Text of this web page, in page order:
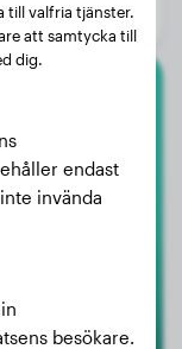
Honhund
till valfria tjänster.
att samtycka till
dig.
endast
invända
besökare.